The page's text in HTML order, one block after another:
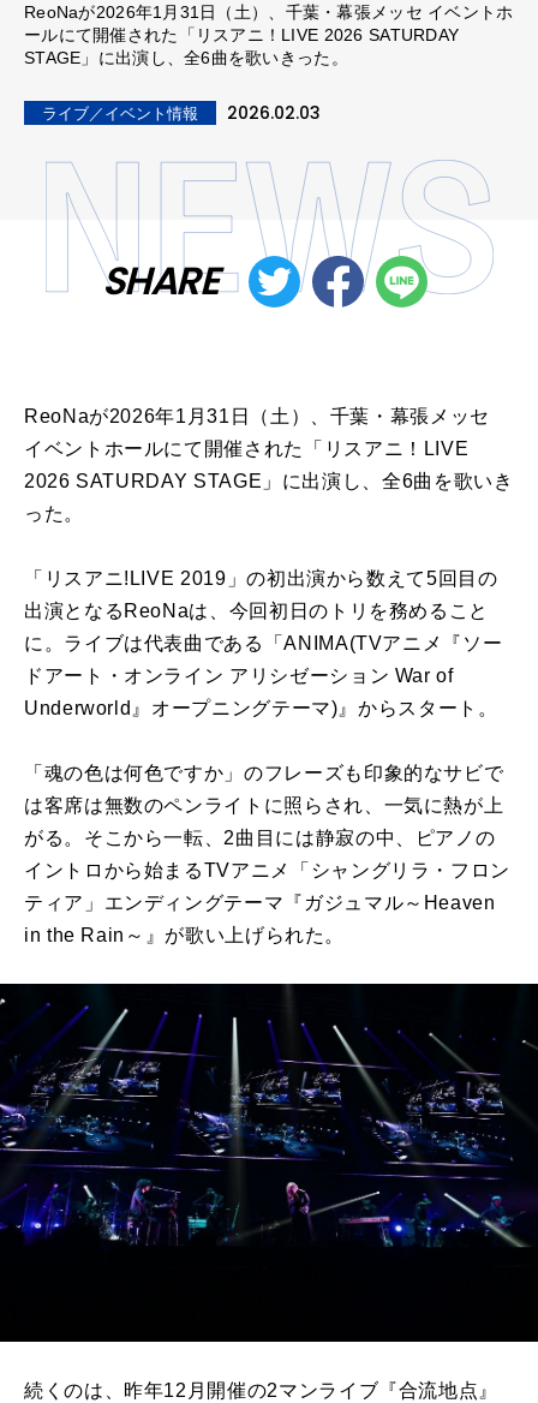
ReoNaが2026年1月31日（土）、千葉・幕張メッセ イベントホ
ールにて開催された「リスアニ！LIVE 2026 SATURDAY
STAGE」に出演し、全6曲を歌いきった。
ライブ／イベント情報 2026.02.03
SHARE
ReoNaが2026年1月31日（土）、千葉・幕張メッセ
イベントホールにて開催された「リスアニ！LIVE
2026 SATURDAY STAGE」に出演し、全6曲を歌いき
った。
「リスアニ!LIVE 2019」の初出演から数えて5回目の
出演となるReoNaは、今回初日のトリを務めること
に。ライブは代表曲である「ANIMA(TVアニメ『ソー
ドアート・オンライン アリシゼーション War of
Underworld』オープニングテーマ)』からスタート。
「魂の色は何色ですか」のフレーズも印象的なサビで
は客席は無数のペンライトに照らされ、一気に熱が上
がる。そこから一転、2曲目には静寂の中、ピアノの
イントロから始まるTVアニメ「シャングリラ・フロン
ティア」エンディングテーマ『ガジュマル～Heaven
in the Rain～』が歌い上げられた。
続くのは、昨年12月開催の2マンライブ『合流地点』